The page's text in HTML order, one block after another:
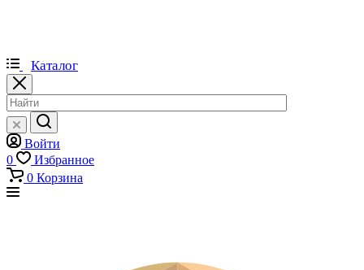
Каталог
Войти
0
Избранное
0 Корзина